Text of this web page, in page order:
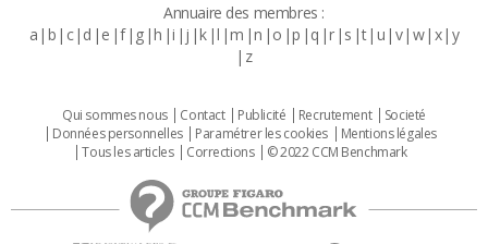
Annuaire des membres :
a b c d e f g h i j k l m n o p q r s t u v w x y
z
Qui sommes nous Contact Publicité Recrutement
Societé
Données personnelles
Paramétrer les cookies
Mentions légales
Tous les articles
Corrections © 2022 CCM Benchmark